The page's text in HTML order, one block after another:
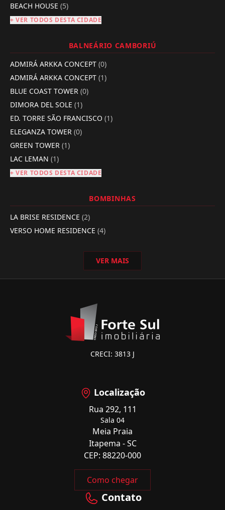
BEACH HOUSE (5)
+ VER TODOS DESTA CIDADE
BALNEÁRIO CAMBORIÚ
ADMIRÁ ARKKA CONCEPT (0)
ADMIRÁ ARKKA CONCEPT (1)
BLUE COAST TOWER (0)
DIMORA DEL SOLE (1)
ED. TORRE SÃO FRANCISCO (1)
ELEGANZA TOWER (0)
GREEN TOWER (1)
LAC LEMAN (1)
+ VER TODOS DESTA CIDADE
BOMBINHAS
LA BRISE RESIDENCE (2)
VERSO HOME RESIDENCE (4)
VER MAIS
CRECI: 3813 J
Localização
Rua 292, 111
Sala 04
Meia Praia
Itapema - SC
CEP: 88220-000
Como chegar
Contato